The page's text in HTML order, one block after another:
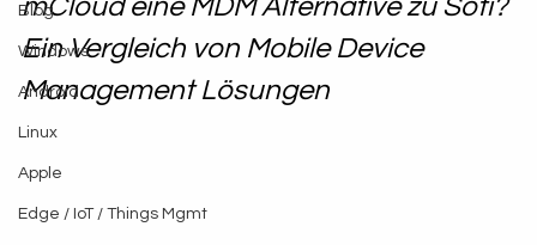
Blog
Windows
Android
Linux
Apple
Edge / IoT / Things Mgmt
mCloud eine MDM Alternative zu Soti?
Ein Vergleich von Mobile Device
Management Lösungen